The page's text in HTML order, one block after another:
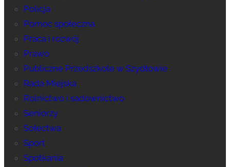
Policja
Pomoc społeczna
Praca i rozwój
Prawo
Publiczne Przedszkole w Szydłowie
Rada Miejska
Rolnictwo i sadownictwo
Seniorzy
Sołectwa
Sport
Spotkania